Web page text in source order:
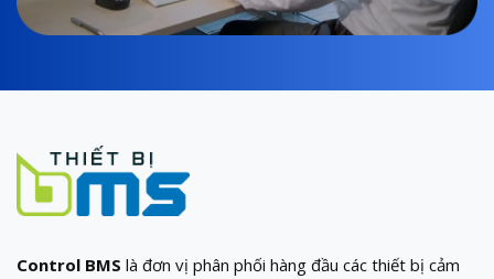
Control BMS là đơn vị phân phối hàng đầu các thiết bị cảm